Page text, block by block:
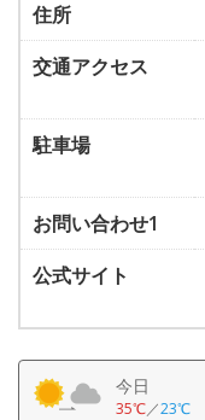
住所
交通アクセス
駐車場
お問い合わせ1
公式サイト
今日
35℃／23℃